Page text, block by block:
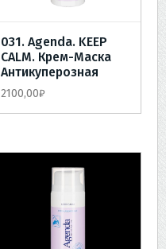
031. Agenda. KEEP
CALM. Крем-Маска
Антикуперозная
2100,00₽